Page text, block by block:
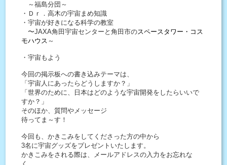
～福島分団～
・Ｄｒ．高木の宇宙まめ知識
・宇宙が好きになる科学の教室
〜JAXA角田宇宙センターと角田市のスペースタワー・コス
モハウス ～
・宇宙もよう
今回の掲示板への書き込みテーマは、
「宇宙人にあったらどうしますか？」
「世界のために、日本はどのような宇宙開発をしたらいいで
すか？」
そのほか、質問やメッセージ
待ってま～す！
今回も、かきこみをしてくださった方の中から
3名に宇宙グッズをプレゼントいたします。
かきこみをされる際は、メールアドレスの入力をお忘れな